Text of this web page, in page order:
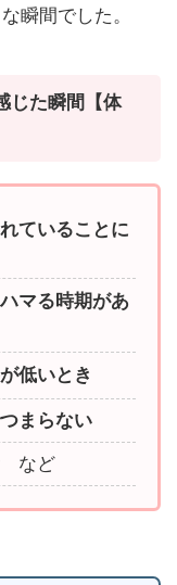
瞬間でした。
じた瞬間【体
ていることに
マる時期があ
低いとき
まらない
など